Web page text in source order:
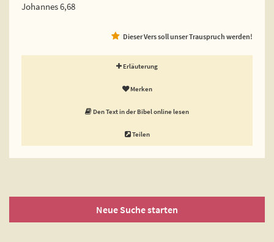
Johannes 6,68
Dieser Vers soll unser Trauspruch werden!
Erläuterung
Merken
Den Text in der Bibel online lesen
Teilen
Neue Suche starten